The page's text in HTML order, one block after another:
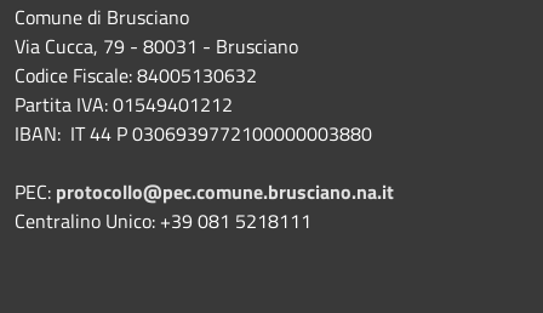
Comune di Brusciano
Via Cucca, 79 - 80031 - Brusciano
Codice Fiscale: 84005130632
Partita IVA: 01549401212
IBAN: IT 44 P 0306939772100000003880
PEC: protocollo@pec.comune.brusciano.na.it
Centralino Unico: +39 081 5218111